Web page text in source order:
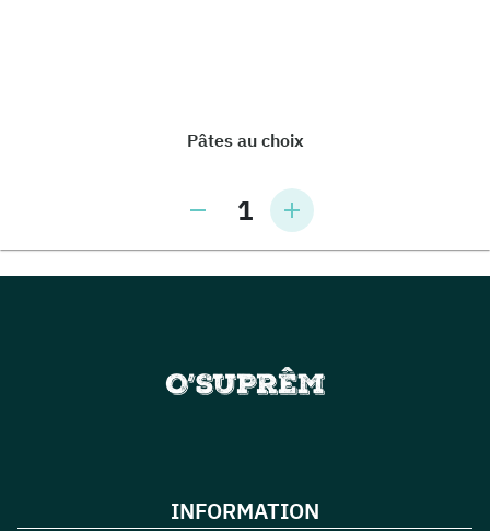
Pâtes au choix
1
INFORMATION